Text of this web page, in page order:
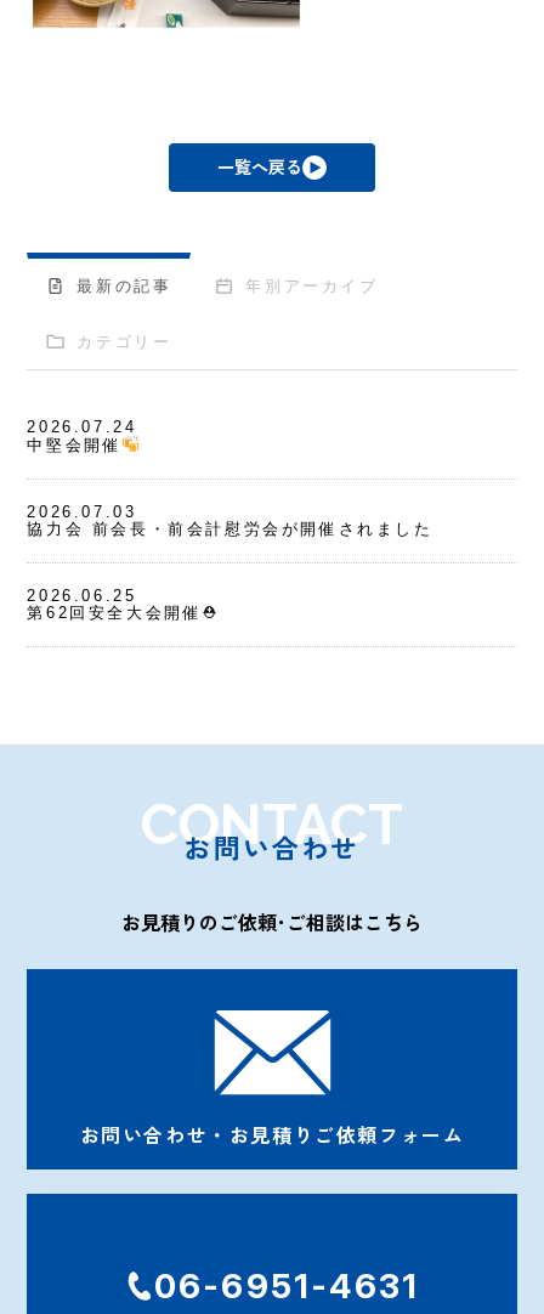
一覧へ戻る
最新の記事 年別アーカイブ
カテゴリー
2026.07.24
中堅会開催
2026.07.03
協力会 前会長・前会計慰労会が開催されました
2026.06.25
第62回安全大会開催⛑
CONTACT
お問い合わせ
お見積りのご依頼･ご相談はこちら
お問い合わせ・お見積りご依頼フォーム
06-6951-4631